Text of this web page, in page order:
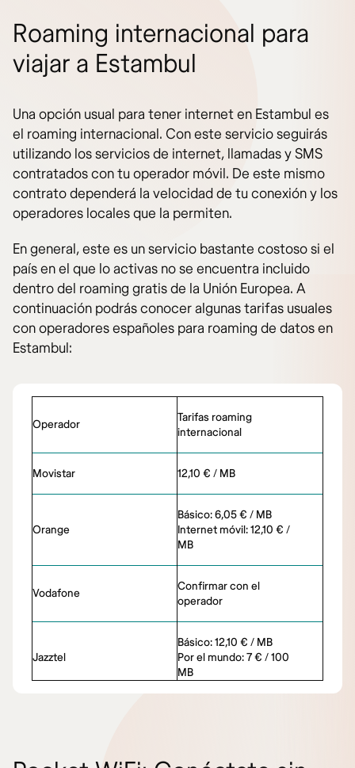
Roaming internacional para
viajar a Estambul
Una opción usual para tener internet en Estambul es
el roaming internacional. Con este servicio seguirás
utilizando los servicios de internet, llamadas y SMS
contratados con tu operador móvil. De este mismo
contrato dependerá la velocidad de tu conexión y los
operadores locales que la permiten.
En general, este es un servicio bastante costoso si el
país en el que lo activas no se encuentra incluido
dentro del roaming gratis de la Unión Europea. A
continuación podrás conocer algunas tarifas usuales
con operadores españoles para roaming de datos en
Estambul:
Operador
Tarifas roaming
internacional
Movistar 12,10 € / MB
Orange
Básico: 6,05 € / MB
Internet móvil: 12,10 € /
MB
Vodafone
Confirmar con el
operador
Jazztel
Básico: 12,10 € / MB
Por el mundo: 7 € / 100
MB